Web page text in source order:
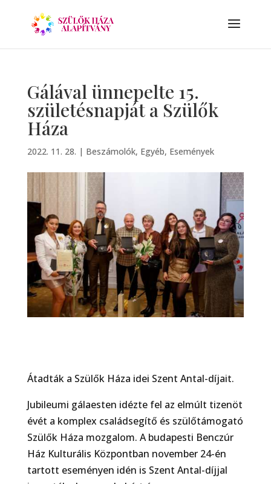
Gálával ünnepelte 15.
születésnapját a Szülők
Háza
2022. 11. 28. | Beszámolók, Egyéb, Események
Átadták a Szülők Háza idei Szent Antal-díjait.
Jubileumi gálaesten idézte fel az elmúlt tizenöt
évét a komplex családsegítő és szülőtámogató
Szülők Háza mozgalom. A budapesti Benczúr
Ház Kulturális Központban november 24-én
tartott eseményen idén is Szent Antal-díjjal